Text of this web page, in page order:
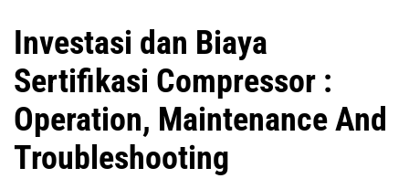
Investasi dan Biaya
Sertifikasi Compressor :
Operation, Maintenance And
Troubleshooting